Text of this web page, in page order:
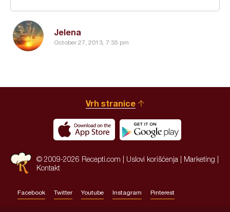
Jelena
October 27, 2013, 7:35 pm
Vrh stranice
© 2009-2026 Recepti.com | Uslovi korišćenja Marketing
Kontakt
Facebook Twitter Youtube Instagram Pinterest